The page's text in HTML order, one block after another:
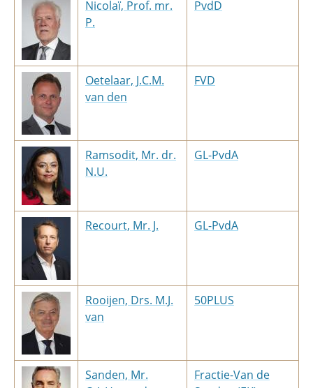
Nicolaï, Prof. mr.
P.
PvdD
Oetelaar, J.C.M.
van den
FVD
Ramsodit, Mr. dr.
N.U.
GL-PvdA
Recourt, Mr. J. GL-PvdA
Rooijen, Drs. M.J.
van
50PLUS
Sanden, Mr.
Fractie-Van de